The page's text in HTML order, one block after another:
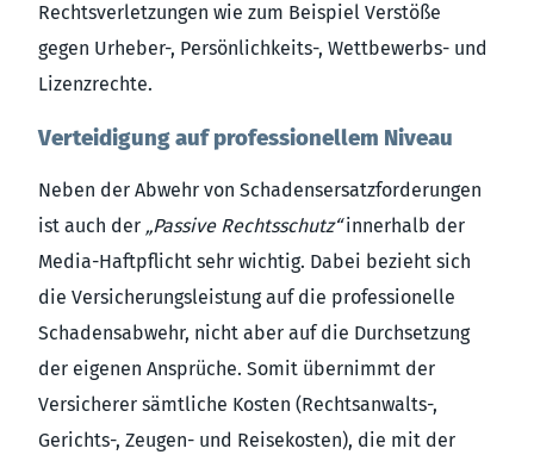
Rechtsverletzungen wie zum Beispiel Verstöße
gegen Urheber-, Persönlichkeits-, Wettbewerbs- und
Lizenzrechte.
Verteidigung auf professionellem Niveau
Neben der Abwehr von Schadensersatzforderungen
ist auch der „Passive Rechtsschutz“innerhalb der
Media-Haftpflicht sehr wichtig. Dabei bezieht sich
die Versicherungsleistung auf die professionelle
Schadensabwehr, nicht aber auf die Durchsetzung
der eigenen Ansprüche. Somit übernimmt der
Versicherer sämtliche Kosten (Rechtsanwalts-,
Gerichts-, Zeugen- und Reisekosten), die mit der